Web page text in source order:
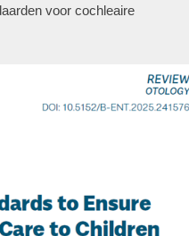
voor cochleaire